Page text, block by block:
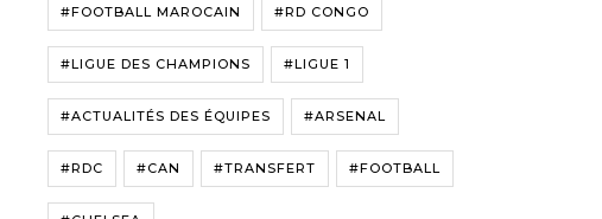
#FOOTBALL MAROCAIN #RD CONGO
#LIGUE DES CHAMPIONS #LIGUE 1
#ACTUALITÉS DES ÉQUIPES #ARSENAL
#RDC #CAN #TRANSFERT #FOOTBALL